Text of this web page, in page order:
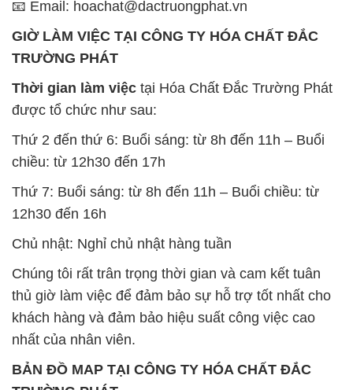
📧 Email: hoachat@dactruongphat.vn
GIỜ LÀM VIỆC TẠI CÔNG TY HÓA CHẤT ĐẮC
TRƯỜNG PHÁT
Thời gian làm việc tại Hóa Chất Đắc Trường Phát
được tổ chức như sau:
Thứ 2 đến thứ 6: Buổi sáng: từ 8h đến 11h – Buổi
chiều: từ 12h30 đến 17h
Thứ 7: Buổi sáng: từ 8h đến 11h – Buổi chiều: từ
12h30 đến 16h
Chủ nhật: Nghỉ chủ nhật hàng tuần
Chúng tôi rất trân trọng thời gian và cam kết tuân
thủ giờ làm việc để đảm bảo sự hỗ trợ tốt nhất cho
khách hàng và đảm bảo hiệu suất công việc cao
nhất của nhân viên.
BẢN ĐỒ MAP TẠI CÔNG TY HÓA CHẤT ĐẮC